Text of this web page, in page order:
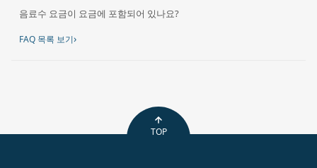
음료수 요금이 요금에 포함되어 있나요?
FAQ 목록 보기›
TOP